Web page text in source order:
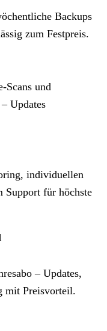
Backups
zum Festpreis.
und
Updates
individuellen
Support für höchste
– Updates,
mit Preisvorteil.